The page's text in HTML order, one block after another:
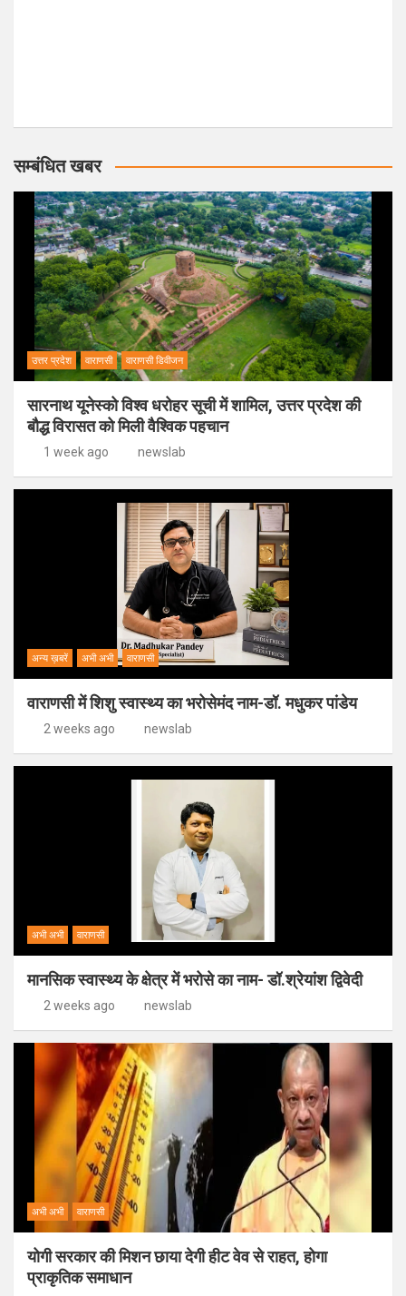
सम्बंधित खबर
उत्तर प्रदेश वाराणसी वाराणसी डिवीजन
सारनाथ यूनेस्को विश्व धरोहर सूची में शामिल, उत्तर प्रदेश की
बौद्ध विरासत को मिली वैश्विक पहचान
1 week ago newslab
अन्य ख़बरें अभी अभी वाराणसी
वाराणसी में शिशु स्वास्थ्य का भरोसेमंद नाम-डॉ. मधुकर पांडेय
2 weeks ago newslab
अभी अभी वाराणसी
मानसिक स्वास्थ्य के क्षेत्र में भरोसे का नाम- डॉ.श्रेयांश द्विवेदी
2 weeks ago newslab
अभी अभी वाराणसी
योगी सरकार की मिशन छाया देगी हीट वेव से राहत, होगा
प्राकृतिक समाधान